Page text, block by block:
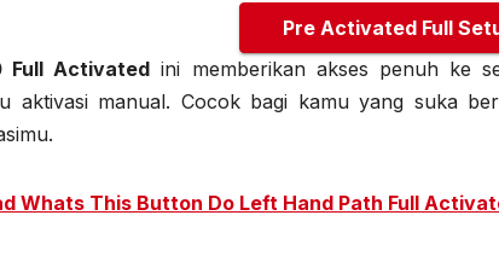
Pre Activated Full
Full Activated ini memberikan akses penuh ke
aktivasi manual. Cocok bagi kamu yang suka
Whats This Button Do Left Hand Path Full